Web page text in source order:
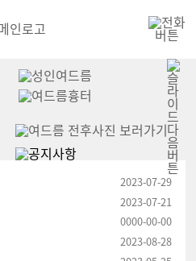
2023-07-29
2023-07-21
0000-00-00
2023-08-28